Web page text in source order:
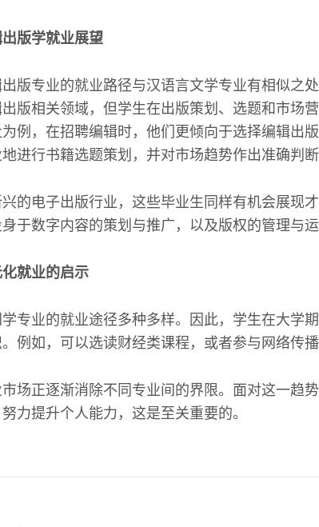
版学就业展望
版专业的就业路径与汉语言文学专业有相似之
版相关领域，但学生在出版策划、选题和市场
例，在招聘编辑时，他们更倾向于选择编辑出
进行书籍选题策划，并对市场趋势作出准确判断
的电子出版行业，这些毕业生同样有机会展现
于数字内容的策划与推广，以及版权的管理与运
就业的启示
专业的就业途径多种多样。因此，学生在大学
例如，可以选读财经类课程，或者参与网络传播
场正逐渐消除不同专业间的界限。面对这一趋
力提升个人能力，这是至关重要的。